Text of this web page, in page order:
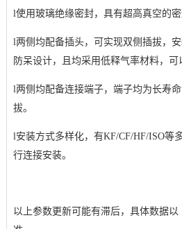
l使用玻璃绝缘密封，具有超高真空的密
l两侧均配备插头，可实现双侧插拔，
防呆设计，且均采用低释气率材料，可
l两侧均配备连接端子，端子均为长寿
拔。
l安装方式多样化，有KF/CF/HF/ISO等
行连接安装。
以上参数更新可能有滞后，具体数据